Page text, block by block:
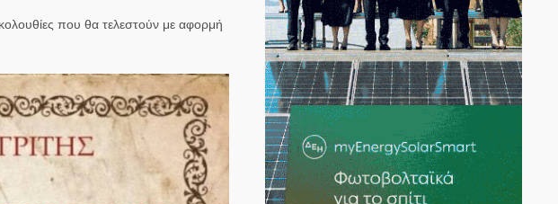
που θα τελεστούν με αφορμή